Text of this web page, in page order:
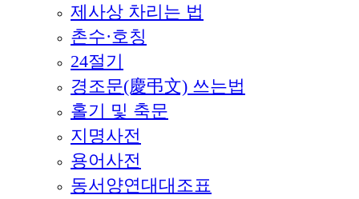
제사상 차리는 법
촌수·호칭
24절기
경조문(慶弔文) 쓰는법
홀기 및 축문
지명사전
용어사전
동서양연대대조표